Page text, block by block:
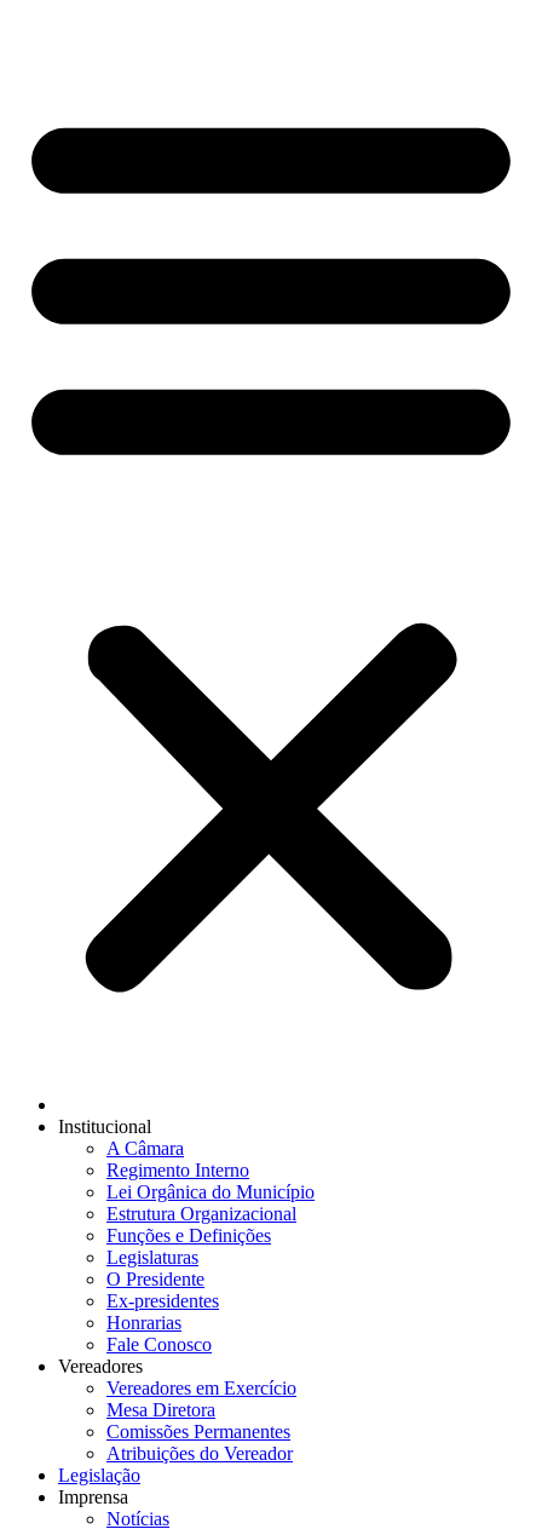
Institucional
A Câmara
Regimento Interno
Lei Orgânica do Município
Estrutura Organizacional
Funções e Definições
Legislaturas
O Presidente
Ex-presidentes
Honrarias
Fale Conosco
Vereadores
Vereadores em Exercício
Mesa Diretora
Comissões Permanentes
Atribuições do Vereador
Legislação
Imprensa
Notícias